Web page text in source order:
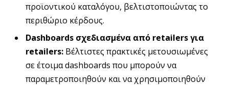
προϊοντικού καταλόγου, βελτιστοποιώντας το
περιθώριο κέρδους.
Dashboards σχεδιασμένα από retailersγια
retailers: Βέλτιστες πρακτικές μετουσιωμένες
σε έτοιμα dashboards που μπορούν να
παραμετροποιηθούν και να χρησιμοποιηθούν